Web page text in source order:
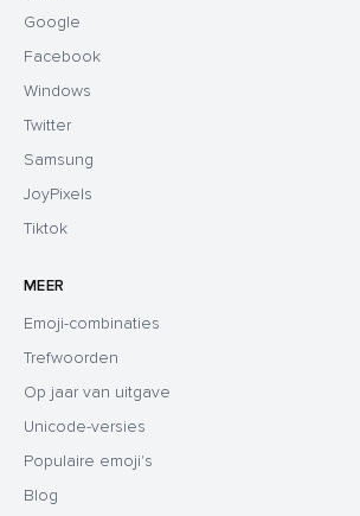
Google
Facebook
Windows
Twitter
Samsung
JoyPixels
Tiktok
MEER
Emoji-combinaties
Trefwoorden
Op jaar van uitgave
Unicode-versies
Populaire emoji's
Blog